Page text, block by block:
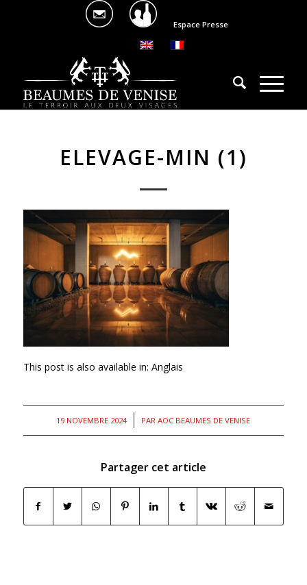
Espace Presse
ELEVAGE-MIN (1)
This post is also available in: Anglais
19 NOVEMBRE 2024
/ PARAOC BEAUMES DE VENISE
Partager cet article